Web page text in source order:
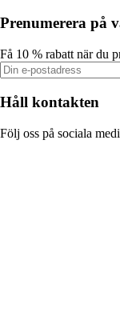
Prenumerera på
Få 10 % rabatt när du
Håll kontakten
Följ oss på sociala